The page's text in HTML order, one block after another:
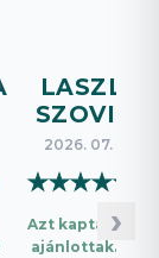
LASZLO
SZOVICS
2026. 07. 08.
★★★★★
Azt kaptam amit
ajánlottak. Jó a
›